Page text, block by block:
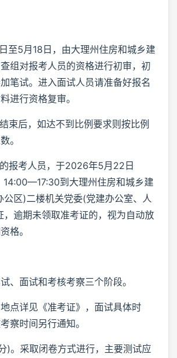
至5月18日，由大理州住房和城乡建
组对报考人员的资格进行初审，初
笔试。进入面试人员请准备好报名
进行资格复审。
束后，如达不到比例要求则按比例
。
报考人员，于2026年5月22日
到大理州住房和城乡建
公区)二楼机关党委(党建办公室、人
，逾期未领取准考证的，视为自动放
格。
、面试和考核考察三个阶段。
点详见《准考证》，面试具体时
察时间另行通知。
)。采取闭卷方式进行，主要测试应